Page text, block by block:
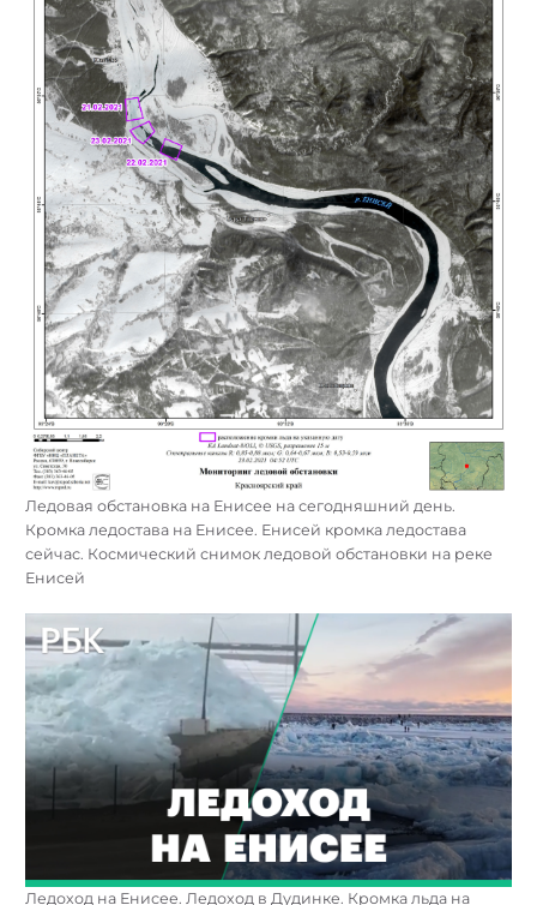
Ледовая обстановка на Енисее на сегодняшний день.
Кромка ледостава на Енисее. Енисей кромка ледостава
сейчас. Космический снимок ледовой обстановки на реке
Енисей
Ледоход на Енисее. Ледоход в Дудинке. Кромка льда на